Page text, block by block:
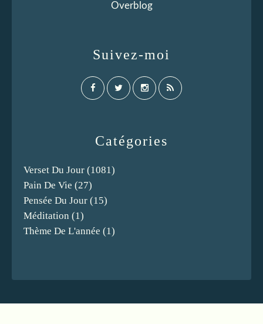
Catégories
Verset Du Jour (1081)
Pain De Vie (27)
Pensée Du Jour (15)
Méditation (1)
Thème De L'année (1)
Overblog
Suivez-moi